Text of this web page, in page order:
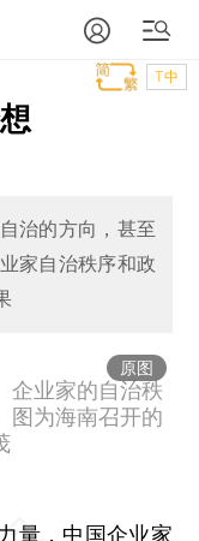
T中
治的方向，甚至
家自治秩序和政
原图
企业家的自治秩
图为海南召开的
，中国企业家